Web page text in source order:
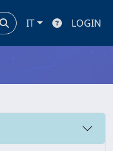
IT LOGIN